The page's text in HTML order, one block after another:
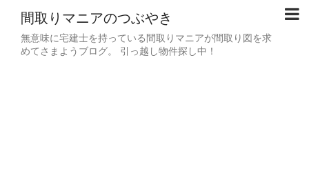
間取りマニアのつぶやき
無意味に宅建士を持っている間取りマニアが間取り図を求
めてさまようブログ。 引っ越し物件探し中！